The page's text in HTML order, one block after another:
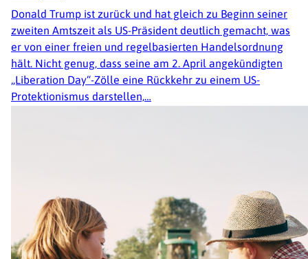
Donald Trump ist zurück und hat gleich zu Beginn seiner
zweiten Amtszeit als US-Präsident deutlich gemacht, was
er von einer freien und regelbasierten Handelsordnung
hält. Nicht genug, dass seine am 2. April angekündigten
„Liberation Day“-Zölle eine Rückkehr zu einem US-
Protektionismus darstellen,…